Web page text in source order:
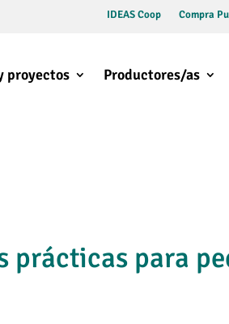
IDEAS Coop Compra
proyectos Productores/as
prácticas para